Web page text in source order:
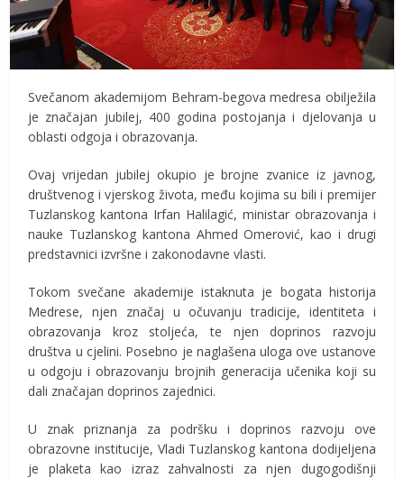
Svečanom akademijom Behram-begova medresa obilježila
je značajan jubilej, 400 godina postojanja i djelovanja u
oblasti odgoja i obrazovanja.
Ovaj vrijedan jubilej okupio je brojne zvanice iz javnog,
društvenog i vjerskog života, među kojima su bili i premijer
Tuzlanskog kantona Irfan Halilagić, ministar obrazovanja i
nauke Tuzlanskog kantona Ahmed Omerović, kao i drugi
predstavnici izvršne i zakonodavne vlasti.
Tokom svečane akademije istaknuta je bogata historija
Medrese, njen značaj u očuvanju tradicije, identiteta i
obrazovanja kroz stoljeća, te njen doprinos razvoju
društva u cjelini. Posebno je naglašena uloga ove ustanove
u odgoju i obrazovanju brojnih generacija učenika koji su
dali značajan doprinos zajednici.
U znak priznanja za podršku i doprinos razvoju ove
obrazovne institucije, Vladi Tuzlanskog kantona dodijeljena
je plaketa kao izraz zahvalnosti za njen dugogodišnji